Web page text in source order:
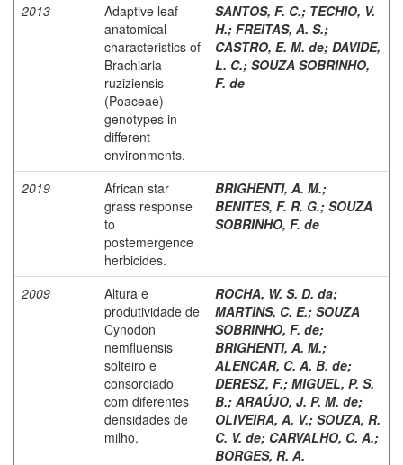
2013
Adaptive leaf
anatomical
characteristics of
Brachiaria
ruziziensis
(Poaceae)
genotypes in
different
environments.
SANTOS, F. C.; TECHIO, V.
H.; FREITAS, A. S.;
CASTRO, E. M. de; DAVIDE,
L. C.; SOUZA SOBRINHO,
F. de
2019
African star
grass response
to
postemergence
herbicides.
BRIGHENTI, A. M.;
BENITES, F. R. G.; SOUZA
SOBRINHO, F. de
2009
Altura e
produtividade de
Cynodon
nemfluensis
solteiro e
consorciado
com diferentes
densidades de
milho.
ROCHA, W. S. D. da;
MARTINS, C. E.; SOUZA
SOBRINHO, F. de;
BRIGHENTI, A. M.;
ALENCAR, C. A. B. de;
DERESZ, F.; MIGUEL, P. S.
B.; ARAÚJO, J. P. M. de;
OLIVEIRA, A. V.; SOUZA, R.
C. V. de; CARVALHO, C. A.;
BORGES, R. A.